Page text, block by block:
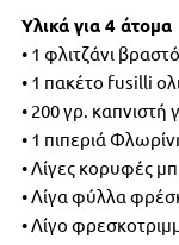
Υλικά για 4 άτομα
• 1 φλιτζάνι
• 1 πακέτο fusilli
• 200 γρ. καπνιστή
• 1 πιπεριά
• Λίγες κορυφές
• Λίγα φύλλα
• Λίγο